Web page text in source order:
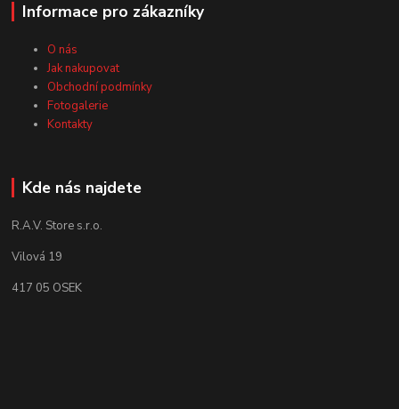
Informace pro zákazníky
O nás
Jak nakupovat
Obchodní podmínky
Fotogalerie
Kontakty
Kde nás najdete
R.A.V. Store s.r.o.
Vilová 19
417 05 OSEK